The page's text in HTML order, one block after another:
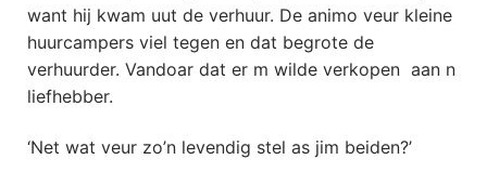
want hij kwam uut de verhuur. De animo veur kleine
huurcampers viel tegen en dat begrote de
verhuurder. Vandoar dat er m wilde verkopen aan n
liefhebber.
‘Net wat veur zo’n levendig stel as jim beiden?’